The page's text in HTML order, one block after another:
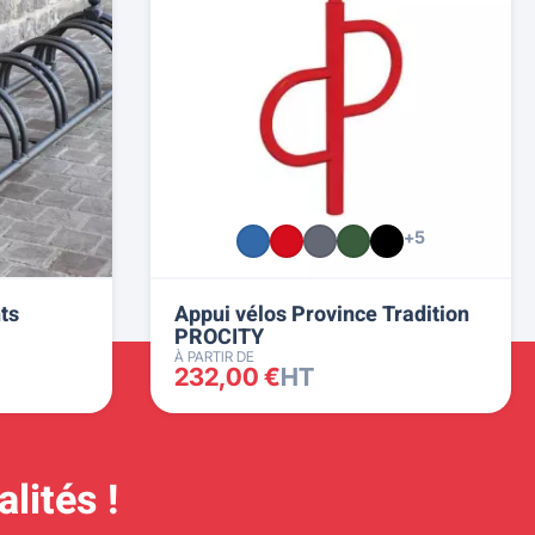
+5
Appui vélos Province Tradition
PROCITY
À PARTIR DE
232,00 €HT
!